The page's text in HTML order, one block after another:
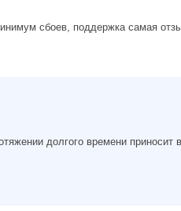
сбоев, поддержка самая
долгого времени приносит